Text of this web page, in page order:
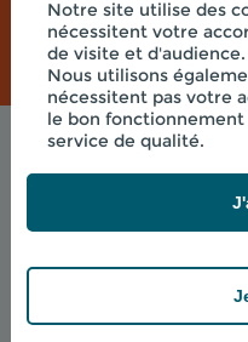
© 2026 - UNION
FRANCE - SIÈGE
COMPORTET,
Notre site utilise des
nécessitent votre
de visite et d'audience.
Nous utilisons
nécessitent pas votre
le bon
service de qualité.